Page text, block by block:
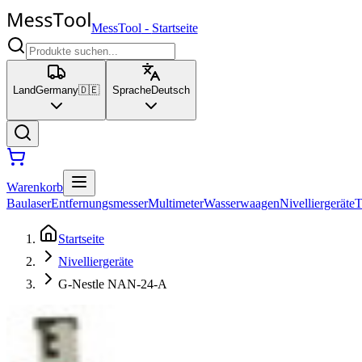
MessTool - Startseite
LandGermany🇩🇪 SpracheDeutsch
Warenkorb
BaulaserEntfernungsmesserMultimeterWasserwaagenNivelliergeräte
Startseite
Nivelliergeräte
G-Nestle NAN-24-A